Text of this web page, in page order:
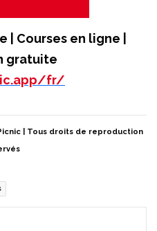
Courses en ligne |
gratuite
fr/
| Tous droits de reproduction